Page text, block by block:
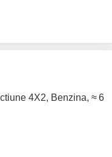
4X2, Benzina, ≈ 6